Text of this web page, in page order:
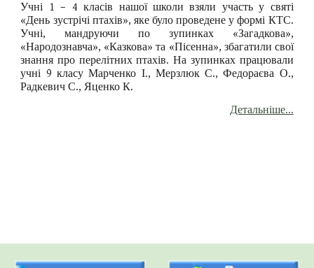
Учні 1 – 4 класів нашої школи взяли участь у святі
«День зустрічі птахів», яке було проведене у формі КТС.
Учні, мандруючи по зупинках «Загадкова»,
«Народознавча», «Казкова» та «Пісенна», збагатили свої
знання про перелітних птахів. На зупинках працювали
учні 9 класу Марченко І., Мерзлюк С., Федораєва О.,
Радкевич С., Яценко К.
Детальніше...